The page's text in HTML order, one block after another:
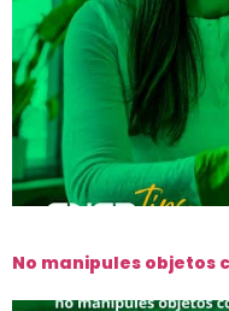
No manipules objetos